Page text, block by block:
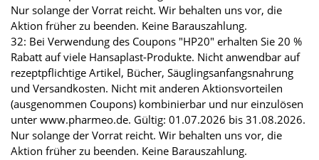
Nur solange der Vorrat reicht. Wir behalten uns vor, die
Aktion früher zu beenden. Keine Barauszahlung.
32: Bei Verwendung des Coupons "HP20" erhalten Sie 20 %
Rabatt auf viele Hansaplast-Produkte. Nicht anwendbar auf
rezeptpflichtige Artikel, Bücher, Säuglingsanfangsnahrung
und Versandkosten. Nicht mit anderen Aktionsvorteilen
(ausgenommen Coupons) kombinierbar und nur einzulösen
unter www.pharmeo.de. Gültig: 01.07.2026 bis 31.08.2026.
Nur solange der Vorrat reicht. Wir behalten uns vor, die
Aktion früher zu beenden. Keine Barauszahlung.